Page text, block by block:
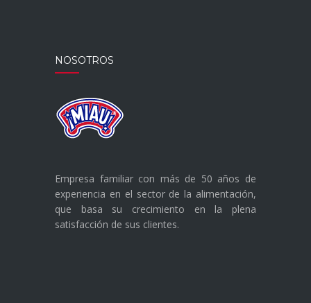
NOSOTROS
Empresa familiar con más de 50 años de
experiencia en el sector de la alimentación,
que basa su crecimiento en la plena
satisfacción de sus clientes.